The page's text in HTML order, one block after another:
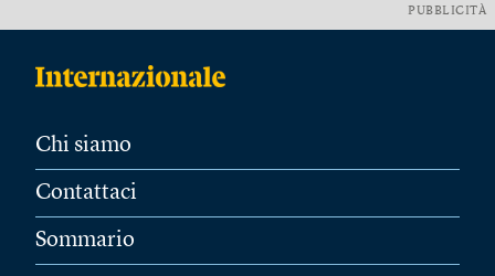
PUBBLICITÀ
Chi siamo
Contattaci
Sommario